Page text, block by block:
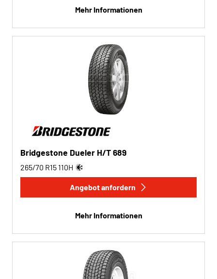
Mehr Informationen
Bridgestone Dueler H/T 689
265/70 R15 110H
Angebot anfordern
Mehr Informationen